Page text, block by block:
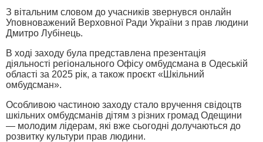
З вітальним словом до учасників звернувся онлайн
Уповноважений Верховної Ради України з прав людини
Дмитро Лубінець.
В ході заходу була представлена презентація
діяльності регіонального Офісу омбудсмана в Одеській
області за 2025 рік, а також проєкт «Шкільний
омбудсман».
Особливою частиною заходу стало вручення свідоцтв
шкільних омбудсманів дітям з різних громад Одещини
— молодим лідерам, які вже сьогодні долучаються до
розвитку культури прав людини.